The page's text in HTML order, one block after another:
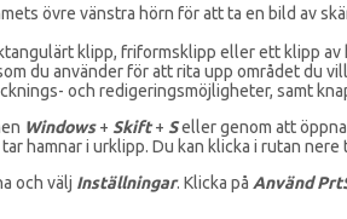
övre vänstra hörn för att ta en bild av
klipp, friformsklipp eller ett klipp av
du använder för att rita upp området du
och redigeringsmöjligheter, samt
Windows+ Skift+ Seller genom att öppna
hamnar i urklipp. Du kan klicka i rutan
och välj Inställningar. Klicka på Använd